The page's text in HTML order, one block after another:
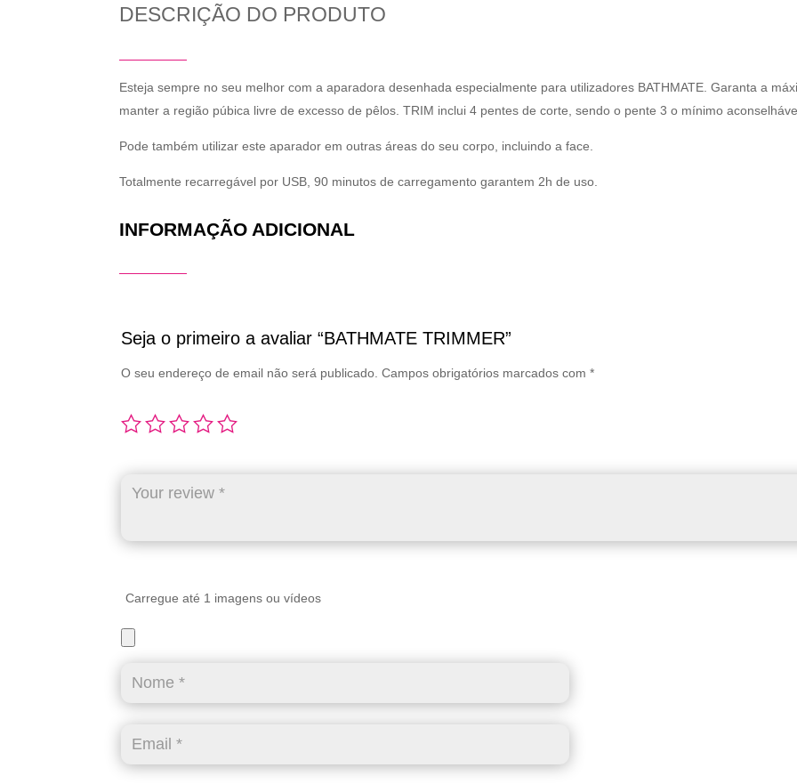
DESCRIÇÃO DO PRODUTO
Esteja sempre no seu melhor com a aparadora desenhada especialmente para utilizadores BATHMATE. Garanta a
manter a região púbica livre de excesso de pêlos. TRIM inclui 4 pentes de corte, sendo o pente 3 o mínimo
Pode também utilizar este aparador em outras áreas do seu corpo, incluindo a face.
Totalmente recarregável por USB, 90 minutos de carregamento garantem 2h de uso.
INFORMAÇÃO ADICIONAL
Seja o primeiro a avaliar “BATHMATE TRIMMER”
O seu endereço de email não será publicado. Campos obrigatórios marcados com*
Carregue até 1 imagens ou vídeos